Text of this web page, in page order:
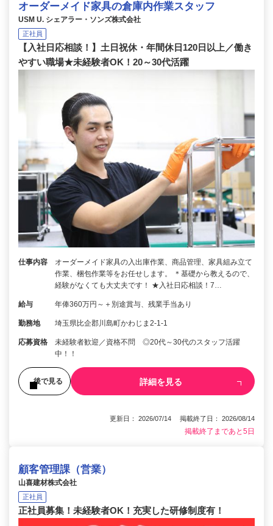
オーダーメイド家具の倉庫内作業スタッフ
USM U. シェアラー・ソンズ株式会社
正社員
【入社日応相談！】土日祝休・年間休日120日以上／働き
やすい職場★未経験者OK！20～30代活躍
仕事内容
オーダーメイド家具の入出庫作業、商品管理、家具組み立て
作業、梱包作業等をお任せします。 ＊基礎から教えるので、
経験がなくても大丈夫です！ ★入社日応相談！7…
給与 年俸360万円～＋別途賞与、残業手当あり
勤務地 埼玉県比企郡川島町かわじま2-1-1
応募資格
未経験者歓迎／資格不問 ◎20代～30代のスタッフ活躍
中！！
後で見る 詳細を見る
更新日： 2026/07/14 掲載終了日： 2026/08/14
掲載終了まであと5日
顧客管理課（営業）
山喜建材株式会社
正社員
正社員募集！未経験者OK！充実した研修制度有！